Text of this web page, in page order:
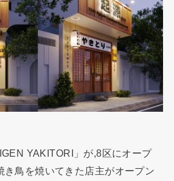
YAKITORI」が,8区にオープ
き鳥を焼いてきた店主がオープン